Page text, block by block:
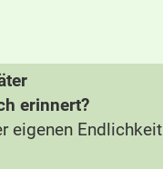
erinnert?
eigenen Endlichkeit